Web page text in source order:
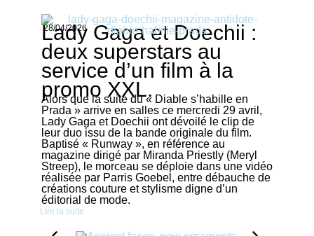
28/04/2026
Lady Gaga et Doechii :
deux superstars au
service d’un film à la
promo XXL.
Alors que la suite du « Diable s’habille en
Prada » arrive en salles ce mercredi 29 avril,
Lady Gaga et Doechii ont dévoilé le clip de
leur duo issu de la bande originale du film.
Baptisé « Runway », en référence au
magazine dirigé par Miranda Priestly (Meryl
Streep), le morceau se déploie dans une vidéo
réalisée par Parris Goebel, entre débauche de
créations couture et stylisme digne d’un
éditorial de mode.
Lire la suite